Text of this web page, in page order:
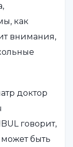
как
внимания,
доктор
говорит,
быть